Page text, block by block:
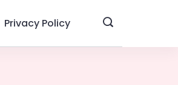
Privacy Policy